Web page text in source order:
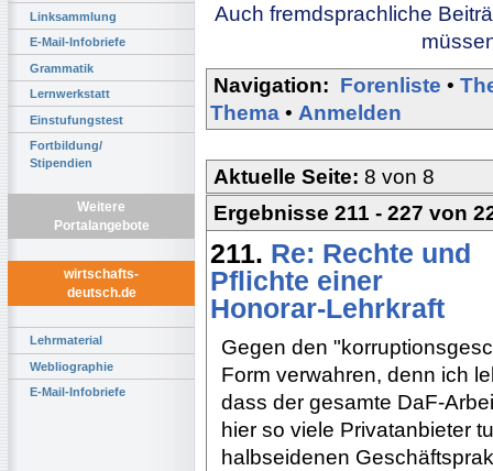
Linksammlung
E-Mail-Infobriefe
Grammatik
Lernwerkstatt
Einstufungstest
Fortbildung/
Stipendien
Weitere
Portalangebote
wirtschafts-
deutsch.de
Lehrmaterial
Webliographie
E-Mail-Infobriefe
Auch fremdsprachliche
Navigation: Forenliste •
Thema • Anmelden
Aktuelle Seite: 8 von 8
Ergebnisse 211 - 227 von
211. Re: Rechte und
Pflichte einer
Honorar-Lehrkraft
Gegen den
Form verwahren, denn ich
dass der gesamte DaF-
hier so viele Privatanbieter
halbseidenen